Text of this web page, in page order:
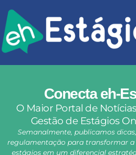
Conecta eh-
O Maior Portal de
Gestão de Estágios
Semanalmente, publicamos
regulamentação para transformar a
estágios em um diferencial